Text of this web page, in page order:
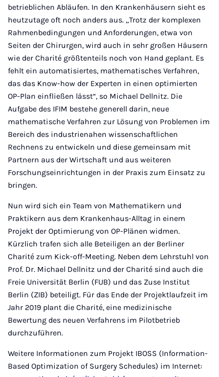
betrieblichen Abläufen. In den Krankenhäusern sieht es
heutzutage oft noch anders aus. „Trotz der komplexen
Rahmenbedingungen und Anforderungen, etwa von
Seiten der Chirurgen, wird auch in sehr großen Häusern
wie der Charité größtenteils noch von Hand geplant. Es
fehlt ein automatisiertes, mathematisches Verfahren,
das das Know-how der Experten in einen optimierten
OP-Plan einfließen lässt“, so Michael Dellnitz. Die
Aufgabe des IFIM bestehe generell darin, neue
mathematische Verfahren zur Lösung von Problemen im
Bereich des industrienahen wissenschaftlichen
Rechnens zu entwickeln und diese gemeinsam mit
Partnern aus der Wirtschaft und aus weiteren
Forschungseinrichtungen in der Praxis zum Einsatz zu
bringen.
Nun wird sich ein Team von Mathematikern und
Praktikern aus dem Krankenhaus-Alltag in einem
Projekt der Optimierung von OP-Plänen widmen.
Kürzlich trafen sich alle Beteiligen an der Berliner
Charité zum Kick-off-Meeting. Neben dem Lehrstuhl von
Prof. Dr. Michael Dellnitz und der Charité sind auch die
Freie Universität Berlin (FUB) und das Zuse Institut
Berlin (ZIB) beteiligt. Für das Ende der Projektlaufzeit im
Jahr 2019 plant die Charité, eine medizinische
Bewertung des neuen Verfahrens im Pilotbetrieb
durchzuführen.
Weitere Informationen zum Projekt IBOSS (Information-
Based Optimization of Surgery Schedules) im Internet: